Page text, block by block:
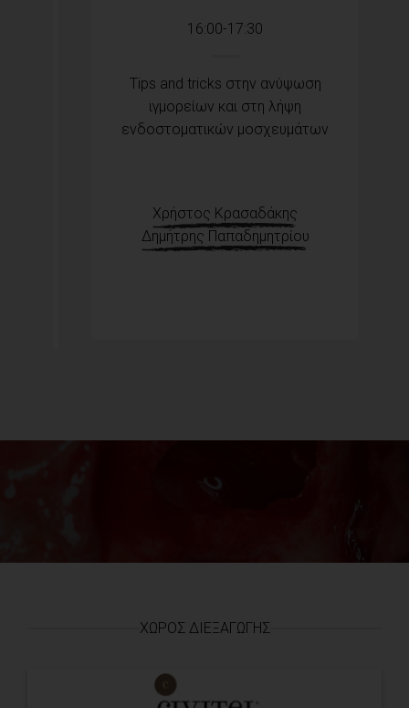
16:00-17:30
Tips and tricks στην ανύψωση
ιγμορείων και στη λήψη
ενδοστοματικών μοσχευμάτων
Χρήστος Κρασαδάκης
Δημήτρης Παπαδημητρίου
ΧΏΡΟΣ ΔΙΕΞΑΓΩΓΉΣ